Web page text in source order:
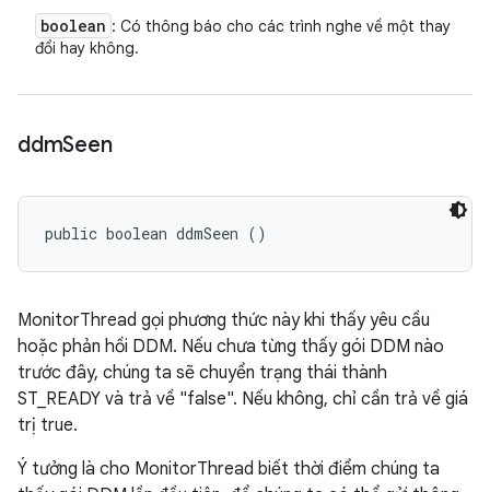
boolean : Có thông báo cho các trình nghe về một thay
đổi hay không.
ddmSeen
public boolean ddmSeen ()
MonitorThread gọi phương thức này khi thấy yêu cầu
hoặc phản hồi DDM. Nếu chưa từng thấy gói DDM nào
trước đây, chúng ta sẽ chuyển trạng thái thành
ST_READY và trả về "false". Nếu không, chỉ cần trả về giá
trị true.
Ý tưởng là cho MonitorThread biết thời điểm chúng ta